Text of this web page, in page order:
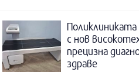
Поликлиниката
с нов
прецизна
здраве